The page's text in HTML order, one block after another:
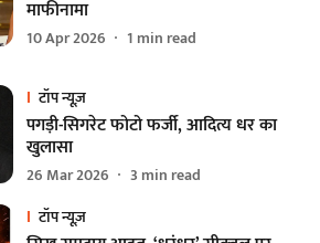
माफीनामा
10 Apr 2026 1 min read
टॉप न्यूज़
पगड़ी-सिगरेट फोटो फर्जी, आदित्य धर का
खुलासा
26 Mar 2026 3 min read
टॉप न्यूज़